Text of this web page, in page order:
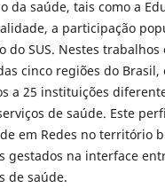
da saúde, tais como a
a participação
do SUS. Nestes trabalhos
cinco regiões do Brasil,
a 25 instituições
de saúde. Este
em Redes no território
gestados na interface
de saúde.